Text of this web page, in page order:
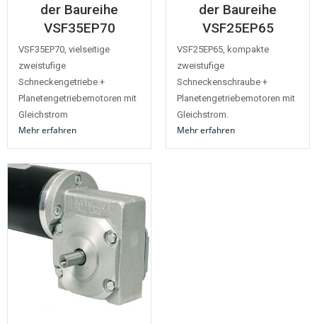
der Baureihe
VSF35EP70
VSF35EP70, vielseitige
zweistufige
Schneckengetriebe +
Planetengetriebemotoren mit
Gleichstrom
Mehr erfahren
der Baureihe
VSF25EP65
VSF25EP65, kompakte
zweistufige
Schneckenschraube +
Planetengetriebemotoren mit
Gleichstrom.
Mehr erfahren